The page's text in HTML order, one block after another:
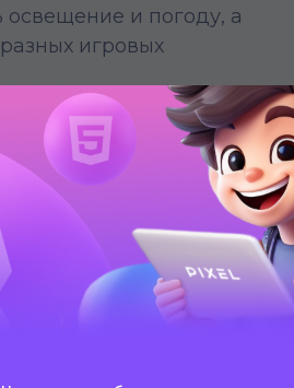
и погоду, а
игровых
креативности и
идеи в реальность,